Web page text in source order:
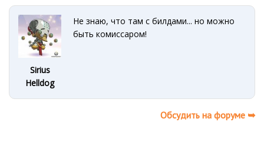
Sirius
Helldog
Не знаю, что там с билдами... но можно
быть комиссаром!
Обсудить на форуме ➥